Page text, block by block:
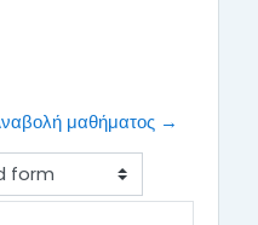
μαθήματος →